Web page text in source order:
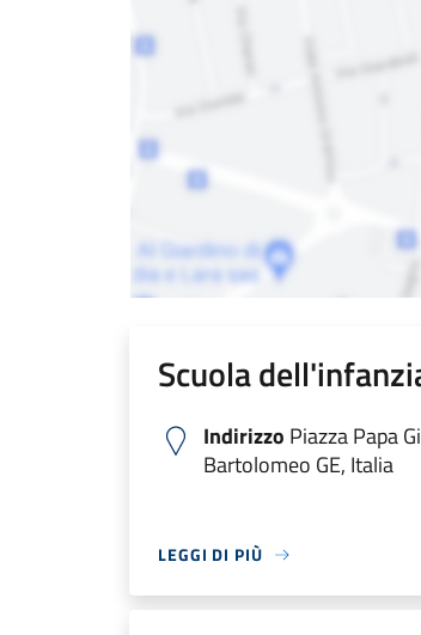
Scuola
Indirizzo Piazza Papa
Bartolomeo GE, Italia
LEGGI DI PIÙ